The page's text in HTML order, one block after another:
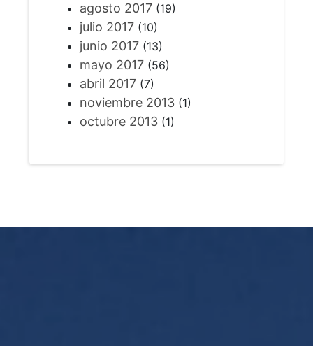
agosto 2017(19)
julio 2017(10)
junio 2017(13)
mayo 2017(56)
abril 2017(7)
noviembre 2013(1)
octubre 2013(1)